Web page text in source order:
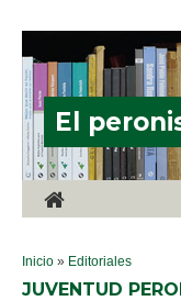
El
SE ENCUENTRA
Inicio » Editoriales
JUVENTUD